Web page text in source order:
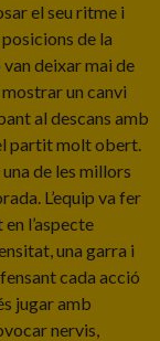
el seu ritme i
de la
deixar mai de
un canvi
al descans amb
partit molt obert.
de les millors
L’equip va fer
l’aspecte
una garra i
cada acció
jugar amb
nervis,